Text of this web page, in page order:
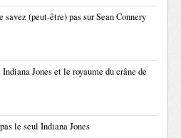
savez (peut-être) pas sur Sean Connery
Jones et le royaume du crâne de
le seul Indiana Jones